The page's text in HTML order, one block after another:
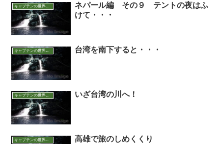
キャプテンの世界アウトドア面白話
ネパール編 その９ テントの夜はふ
けて・・・
キャプテンの世界アウトドア面白話 台湾を南下すると・・・
キャプテンの世界アウトドア面白話 いざ台湾の川へ！
キャプテンの世界アウトドア面白話 高雄で旅のしめくくり